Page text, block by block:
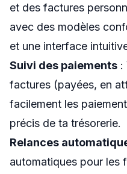
et des factures
avec des modèles
et une interface
Suivi des paiements :
factures (payées, en
facilement les
précis de ta trésorerie.
Relances
automatiques pour les